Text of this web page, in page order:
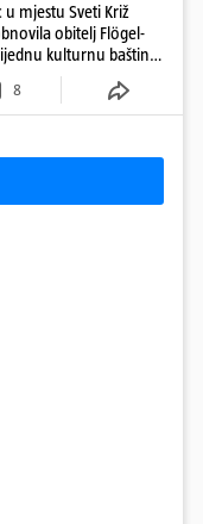
mjestu Sveti Križ
obitelj Flögel-
kulturnu baštinu
8